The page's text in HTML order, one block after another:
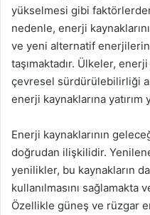
yükselmesi gibi
nedenle, enerji
ve yeni alternatif
taşımaktadır. Ülkeler,
çevresel sürdürülebilirliği
enerji kaynaklarına yatırım
Enerji kaynaklarının
doğrudan ilişkilidir.
yenilikler, bu kaynakların
kullanılmasını
Özellikle güneş ve rüzgar